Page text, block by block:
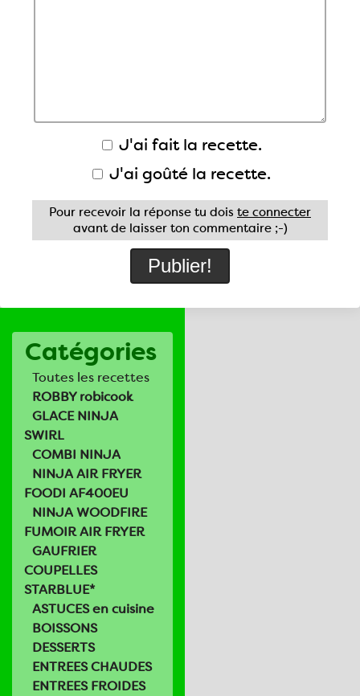
Catégories
Toutes les recettes
ROBBY robicook
GLACE NINJA
SWIRL
COMBI NINJA
NINJA AIR FRYER
FOODI AF400EU
NINJA WOODFIRE
FUMOIR AIR FRYER
GAUFRIER
COUPELLES
STARBLUE*
ASTUCES en cuisine
BOISSONS
DESSERTS
ENTREES CHAUDES
ENTREES FROIDES
J'ai fait la recette.
J'ai goûté la recette.
Pour recevoir la réponse tu dois te connecter
avant de laisser ton commentaire ;-)